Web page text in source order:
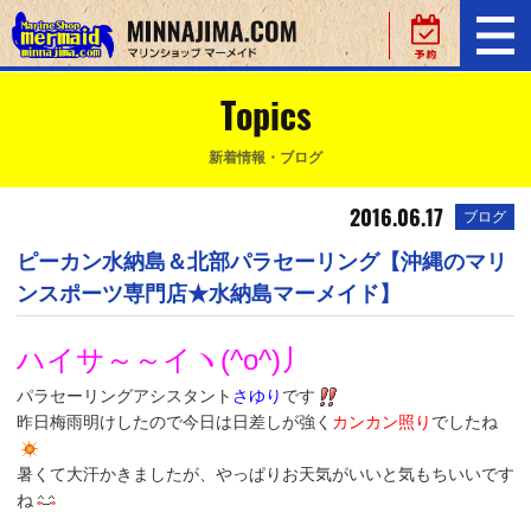
Topics
新着情報・ブログ
2016.06.17 ブログ
ピーカン水納島＆北部パラセーリング【沖縄のマリ
ンスポーツ専門店★水納島マーメイド】
ハイサ～～イヽ(^o^)丿
パラセーリングアシスタント さゆり です
昨日梅雨明けしたので今日は日差しが強く カンカン照り でしたね
暑くて大汗かきましたが、やっぱりお天気がいいと気もちいいです
ね